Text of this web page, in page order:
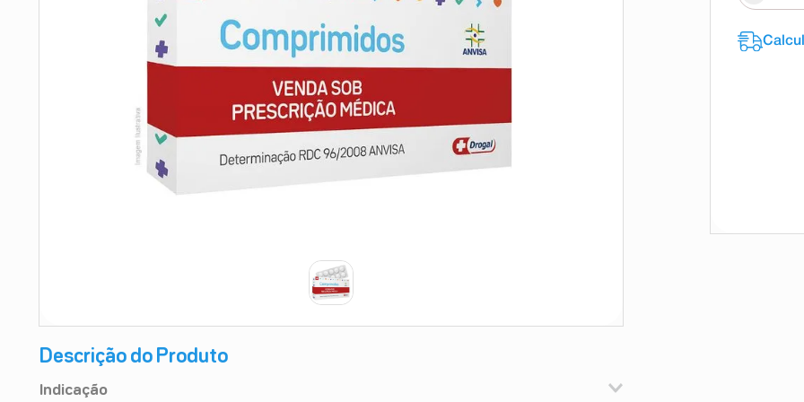
Descrição do Produto
Indicação
10ºabsorvente